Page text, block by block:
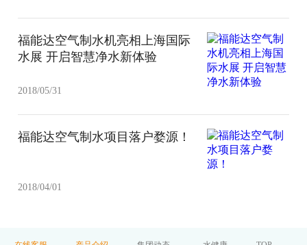
福能达空气制水机亮相上海国际
水展 开启智慧净水新体验
2018/05/31
福能达空气制水项目落户婺源！
2018/04/01